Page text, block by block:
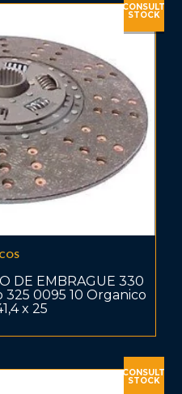
CONSULT
STOCK
DE EMBRAGUE 330
0095 10 Organico
x 25
CONSULT
STOCK